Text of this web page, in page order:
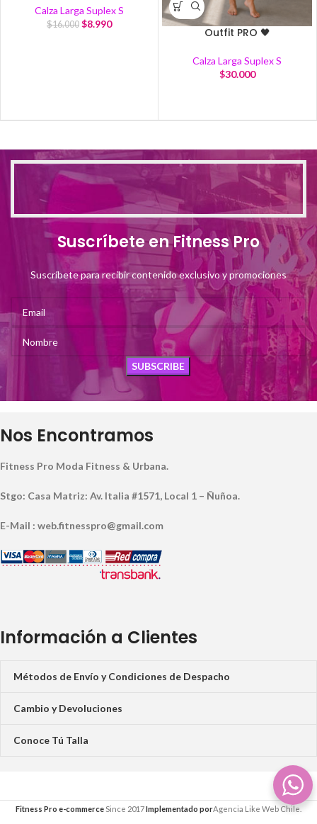
Calza Larga Suplex S
$16.000 $8.990
Outfit PRO 🖤
Calza Larga Suplex S
$30.000
Suscríbete en Fitness Pro
Suscríbete para recibir contenido exclusivo y promociones
Nos Encontramos
Fitness Pro Moda Fitness & Urbana.
Stgo: Casa Matriz: Av. Italia #1571, Local 1 – Ñuñoa.
E-Mail : web.fitnesspro@gmail.com
Información a Clientes
Métodos de Envío y Condiciones de Despacho
Cambio y Devoluciones
Conoce Tú Talla
Fitness Pro e-commerce Since 2017Implementado porAgencia Like Web Chile.